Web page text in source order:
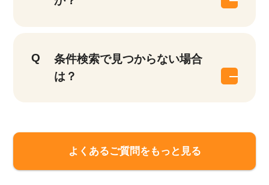
条件検索で見つからない場合
は？
よくあるご質問をもっと見る